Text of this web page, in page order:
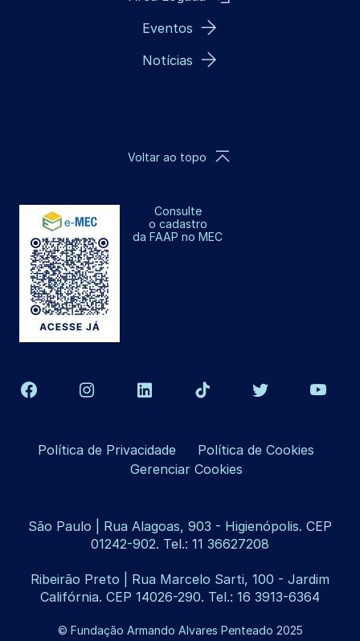
Eventos
Notícias
Consulte
o cadastro
da FAAP no MEC
Voltar ao topo
Política de Privacidade
Política de Cookies
Gerenciar Cookies
São Paulo | Rua Alagoas, 903 - Higienópolis. CEP
01242-902. Tel.: 11 36627208
Ribeirão Preto | Rua Marcelo Sarti, 100 - Jardim
Califórnia. CEP 14026-290. Tel.: 16 3913-6364
© Fundação Armando Alvares Penteado 2025